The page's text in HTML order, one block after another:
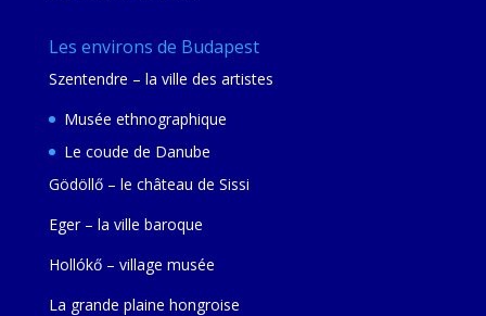
Les environs de Budapest
Szentendre – la ville des artistes
Musée ethnographique
Le coude de Danube
Gödöllő – le château de Sissi
Eger – la ville baroque
Hollókő – village musée
La grande plaine hongroise